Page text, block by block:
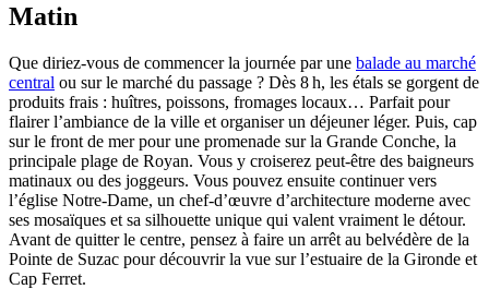
Matin
Que diriez-vous de commencer la journée par une balade au marché
central ou sur le marché du passage ? Dès 8 h, les étals se gorgent de
produits frais : huîtres, poissons, fromages locaux… Parfait pour
flairer l’ambiance de la ville et organiser un déjeuner léger. Puis, cap
sur le front de mer pour une promenade sur la Grande Conche, la
principale plage de Royan. Vous y croiserez peut-être des baigneurs
matinaux ou des joggeurs. Vous pouvez ensuite continuer vers
l’église Notre-Dame, un chef-d’œuvre d’architecture moderne avec
ses mosaïques et sa silhouette unique qui valent vraiment le détour.
Avant de quitter le centre, pensez à faire un arrêt au belvédère de la
Pointe de Suzac pour découvrir la vue sur l’estuaire de la Gironde et
Cap Ferret.